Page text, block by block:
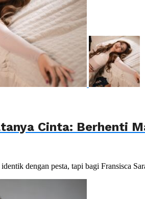
Cinta: Berhenti
dengan pesta, tapi bagi Fransisca